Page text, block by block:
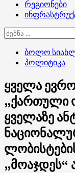
რეგიონები
ძებნა:
ბოლო
პოლიტიკა
ყველა
„ქართული
ყველაზე
„მოაჯდეს“